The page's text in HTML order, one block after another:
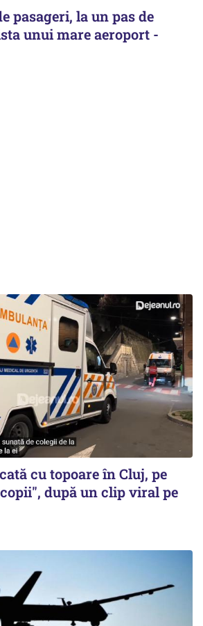
pasageri, la un pas de
unui mare aeroport -
cu topoare în Cluj, pe
după un clip viral pe